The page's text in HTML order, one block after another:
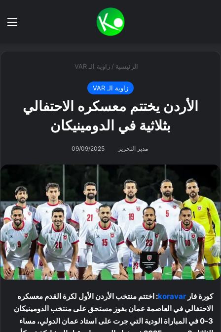
الرئيسية / زاوية الـ VAR
زاوية الـ VAR
الأردن يختتم معسكره الاحتفالي
بثلاثية في الدومينيكان
مدير التحرير 09/09/2025
كورة فار koravar: اختتم منتخب الأردن الأول لكرة القدم معسكره
الاحتفالي في العاصمة عمان بفوز مستحق على منتخب الدومينيكان
3-0 في المباراة الودية التي جرت على استاد عمان الدولي، مساء